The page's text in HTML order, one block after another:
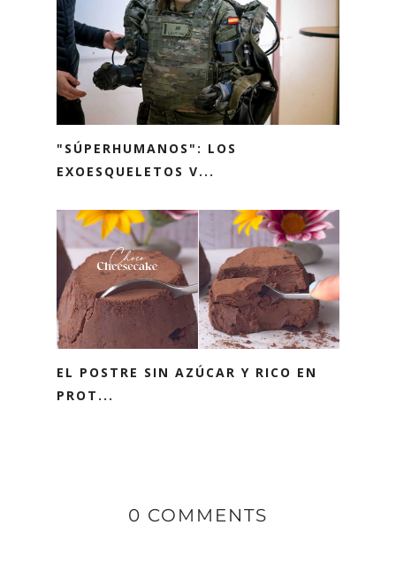
"SÚPERHUMANOS": LOS
EXOESQUELETOS V...
EL POSTRE SIN AZÚCAR Y RICO EN
PROT...
0 COMMENTS